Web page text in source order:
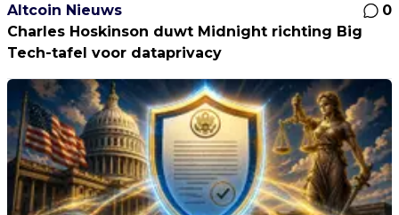
Altcoin Nieuws
0
Charles Hoskinson duwt Midnight richting Big
Tech-tafel voor dataprivacy